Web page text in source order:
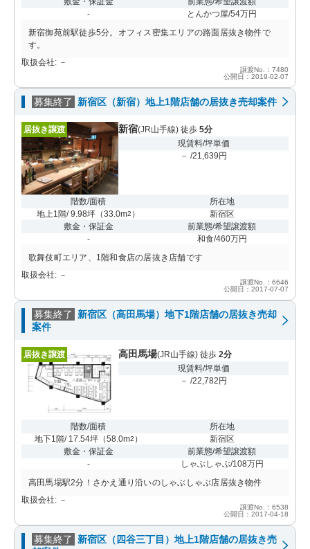
-
とんかつ屋/54万円
新宿御苑前駅徒歩5分。オフィス密集エリアの路面居抜き物件で
す。
取扱会社: －
譲渡No.：7480
公開日：2019-02-07
募集終了 新宿区（新宿）地上1階店舗の居抜き売却案件
居抜き譲渡 新宿(JR山手線) 徒歩 5分
現賃料/坪単価
－ /21,639円
階数/面積
地上1階/ 9.98坪 （33.0m2 ）
所在地
新宿区
敷金・保証金
-
前業態/希望譲渡額
和食/460万円
歌舞伎町エリア、1階和食店の居抜き店舗です
取扱会社: －
譲渡No.：6646
公開日：2017-07-07
募集終了
新宿区（高田馬場）地下1階店舗の居抜き売却
案件
居抜き譲渡 高田馬場(JR山手線) 徒歩 2分
現賃料/坪単価
－ /22,782円
階数/面積
地下1階/ 17.54坪（58.0m2 ）
所在地
新宿区
敷金・保証金
-
前業態/希望譲渡額
しゃぶしゃぶ/108万円
高田馬場駅2分！さかえ通り沿いのしゃぶしゃぶ店居抜き物件
取扱会社: －
譲渡No.：6538
公開日：2017-04-18
募集終了
新宿区（四谷三丁目）地上1階店舗の居抜き売